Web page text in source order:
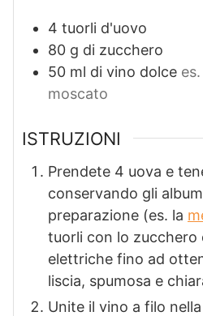
4 tuorli d'uovo
80 g di zucchero
50 ml di vino dolce
moscato
ISTRUZIONI
Prendete 4 uova e
conservando gli
preparazione (es. la
tuorli con lo zucchero
elettriche fino ad
liscia, spumosa e
Unite il vino a filo